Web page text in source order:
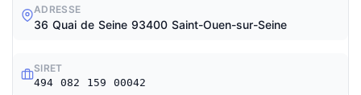
ADRESSE
36 Quai de Seine 93400 Saint-Ouen-sur-Seine
SIRET
494 082 159 00042